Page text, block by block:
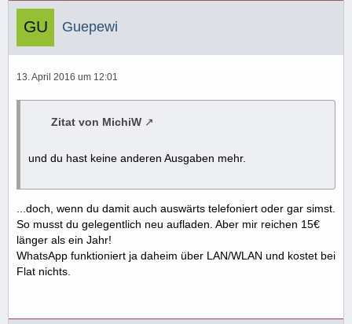
Guepewi
13. April 2016 um 12:01
Zitat von MichiW
und du hast keine anderen Ausgaben mehr.
...doch, wenn du damit auch auswärts telefoniert oder gar simst.
So musst du gelegentlich neu aufladen. Aber mir reichen 15€
länger als ein Jahr!
WhatsApp funktioniert ja daheim über LAN/WLAN und kostet bei
Flat nichts.